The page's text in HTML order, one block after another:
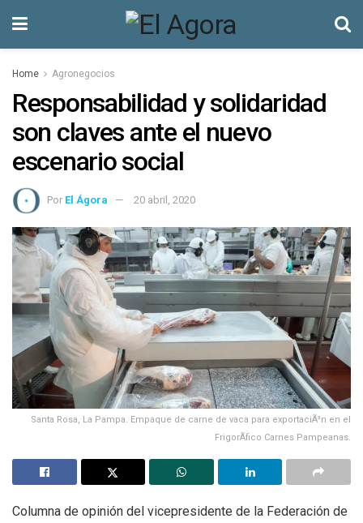
Home Agronegocios
Responsabilidad y solidaridad
son claves ante el nuevo
escenario social
Por El Ágora 20 abril, 2020
Santa Rosa, La Pampa. Empaque de carne de vaca para exportaciÃ³n en el
FrigorÃ­fico Carnes Pampeanas.
Columna de opinión del vicepresidente de la Federación de